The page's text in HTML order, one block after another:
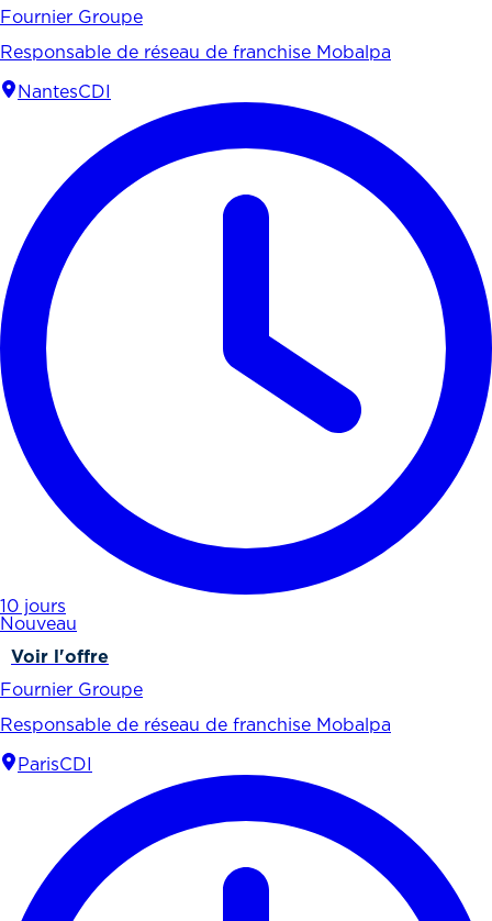
Fournier Groupe
Responsable de réseau de franchise Mobalpa
NantesCDI
10 jours
Nouveau
Voir l'offre
Fournier Groupe
Responsable de réseau de franchise Mobalpa
ParisCDI